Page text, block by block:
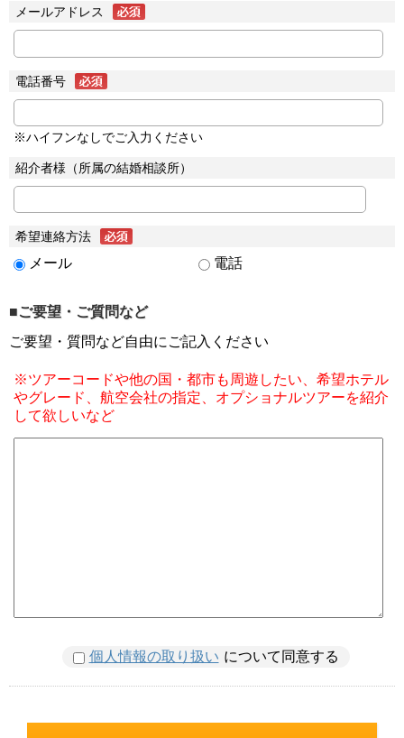
メールアドレス
電話番号
※ハイフンなしでご入力ください
紹介者様（所属の結婚相談所）
希望連絡方法
メール 電話
■ご要望・ご質問など
ご要望・質問など自由にご記入ください
※ツアーコードや他の国・都市も周遊したい、希望ホテル
やグレード、航空会社の指定、オプショナルツアーを紹介
して欲しいなど
個人情報の取り扱い について同意する